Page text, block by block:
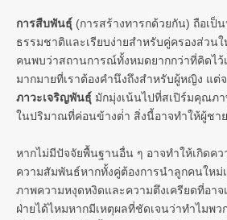
การสืบพันธุ์ (การสร้างทารกด้วยกัน) ถือเป็
ธรรมชาติและเรียบง่ายสําหรับคู่ครองส่วน
คนพบว่าสถานการณ์ทั้งหมดยากกว่าที่คิดไว้
มากมายที่เราต้องคํานึงถึงสําหรับผู้หญิง แต่
ภาวะเจริญพันธุ์ มักมุ่งเน้นไปที่สเปิร์มคุณภ
ในปริมาณที่ค่อนข้างต่ํา สิ่งนี้อาจทําให้ผู้ชา
หากไม่มีปัจจัยพื้นฐานอื่น ๆ อาจทําให้เกิดคว
ความสัมพันธ์หากทั้งคู่ต้องการนําลูกคนให
ภาพความหงุดหงิดและความตึงเครียดที่อาจ
ฝ่ายได้ไหมหากมีเหตุผลที่ชัดเจนว่าทําไมพว